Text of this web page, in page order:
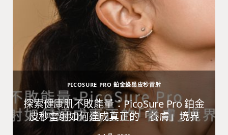
PICOSURE PRO 鉑金蜂巢皮秒雷射
探索健康肌不敗能量：PicoSure Pro 鉑金
皮秒雷射如何達成真正的「養膚」境界